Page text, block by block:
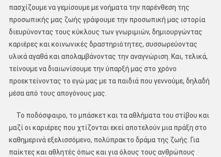
πασχίζουμε να γεμίσουμε με νοήματα την παρένθεση της
προσωπικής μας ζωής γράφουμε την προσωπική μας ιστορία
διευρύνοντας τους κύκλους των γνωριμιών, δημιουργώντας
καριέρες και κοινωνικές δραστηριότητες, συσσωρεύοντας
υλικά αγαθά και απολαμβάνοντας την αναγνώριση. Και, τελικά,
τείνουμε να διαιωνίσουμε την ύπαρξή μας στο χρόνο
προεκτείνοντας το εγώ μας με τα παιδιά που γεννούμε, δηλαδή
μέσα από τους απογόνους μας.
Το ποδόσφαιρο, το μπάσκετ και τα αθλήματα του στίβου και
μαζί οι καριέρες που χτίζονται εκεί αποτελούν μια πράξη στο
καθημερινά εξελισσόμενο, πολύπρακτο δράμα της ζωής. Για
παίκτες και αθλητές όπως και για όλους τους ανθρώπους